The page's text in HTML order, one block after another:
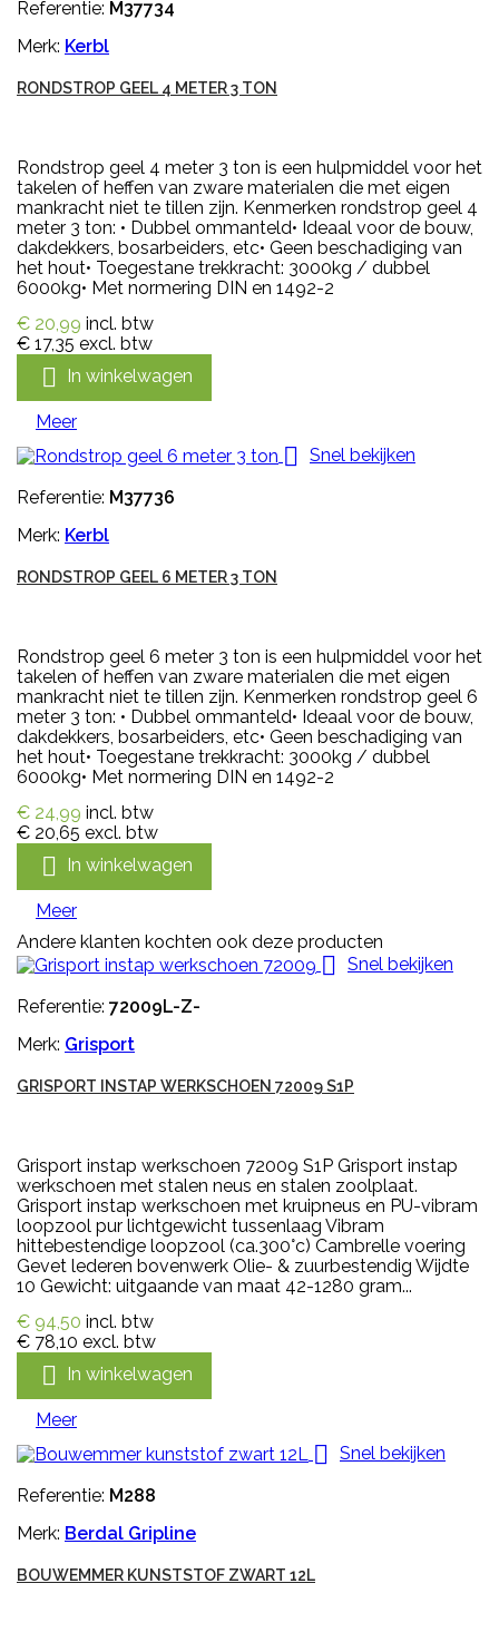
Referentie: M37734
Merk: Kerbl
RONDSTROP GEEL 4 METER 3 TON
Rondstrop geel 4 meter 3 ton is een hulpmiddel voor het
takelen of heffen van zware materialen die met eigen
mankracht niet te tillen zijn. Kenmerken rondstrop geel 4
meter 3 ton: • Dubbel ommanteld• Ideaal voor de bouw,
dakdekkers, bosarbeiders, etc• Geen beschadiging van
het hout• Toegestane trekkracht: 3000kg / dubbel
6000kg• Met normering DIN en 1492-2
€ 20,99 incl. btw
€ 17,35 excl. btw
 In winkelwagen
Meer
 Snel bekijken
Referentie: M37736
Merk: Kerbl
RONDSTROP GEEL 6 METER 3 TON
Rondstrop geel 6 meter 3 ton is een hulpmiddel voor het
takelen of heffen van zware materialen die met eigen
mankracht niet te tillen zijn. Kenmerken rondstrop geel 6
meter 3 ton: • Dubbel ommanteld• Ideaal voor de bouw,
dakdekkers, bosarbeiders, etc• Geen beschadiging van
het hout• Toegestane trekkracht: 3000kg / dubbel
6000kg• Met normering DIN en 1492-2
€ 24,99 incl. btw
€ 20,65 excl. btw
 In winkelwagen
Meer
Andere klanten kochten ook deze producten
 Snel bekijken
Referentie: 72009L-Z-
Merk: Grisport
GRISPORT INSTAP WERKSCHOEN 72009 S1P
Grisport instap werkschoen 72009 S1P Grisport instap
werkschoen met stalen neus en stalen zoolplaat.
Grisport instap werkschoen met kruipneus en PU-vibram
loopzool pur lichtgewicht tussenlaag Vibram
hittebestendige loopzool (ca.300°c) Cambrelle voering
Gevet lederen bovenwerk Olie- & zuurbestendig Wijdte
10 Gewicht: uitgaande van maat 42-1280 gram...
€ 94,50 incl. btw
€ 78,10 excl. btw
 In winkelwagen
Meer
 Snel bekijken
Referentie: M288
Merk: Berdal Gripline
BOUWEMMER KUNSTSTOF ZWART 12L